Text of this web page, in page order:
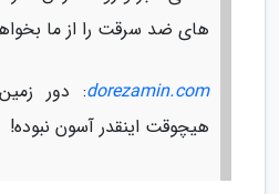
های ضد سرقت را از ما
dorezamin.com: دور
هیچوقت اینقدر آسون نبوده!